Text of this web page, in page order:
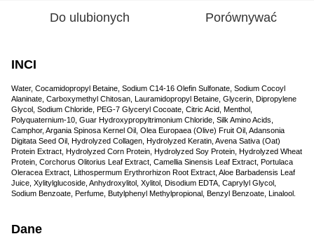
Do ulubionych Porównywać
INCI
Water, Cocamidopropyl Betaine, Sodium C14-16 Olefin Sulfonate, Sodium Cocoyl
Alaninate, Carboxymethyl Chitosan, Lauramidopropyl Betaine, Glycerin, Dipropylene
Glycol, Sodium Chloride, PEG-7 Glyceryl Cocoate, Citric Acid, Menthol,
Polyquaternium-10, Guar Hydroxypropyltrimonium Chloride, Silk Amino Acids,
Camphor, Argania Spinosa Kernel Oil, Olea Europaea (Olive) Fruit Oil, Adansonia
Digitata Seed Oil, Hydrolyzed Collagen, Hydrolyzed Keratin, Avena Sativa (Oat)
Protein Extract, Hydrolyzed Corn Protein, Hydrolyzed Soy Protein, Hydrolyzed Wheat
Protein, Corchorus Olitorius Leaf Extract, Camellia Sinensis Leaf Extract, Portulaca
Oleracea Extract, Lithospermum Erythrorhizon Root Extract, Aloe Barbadensis Leaf
Juice, Xylitylglucoside, Anhydroxylitol, Xylitol, Disodium EDTA, Caprylyl Glycol,
Sodium Benzoate, Perfume, Butylphenyl Methylpropional, Benzyl Benzoate, Linalool.
Dane